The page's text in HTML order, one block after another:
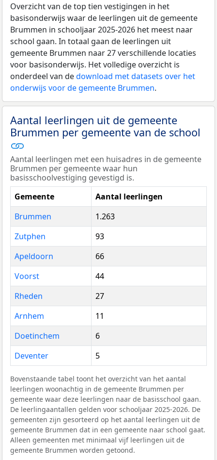
Overzicht van de top tien vestigingen in het
basisonderwijs waar de leerlingen uit de gemeente
Brummen in schooljaar 2025-2026 het meest naar
school gaan. In totaal gaan de leerlingen uit
gemeente Brummen naar 27 verschillende locaties
voor basisonderwijs. Het volledige overzicht is
onderdeel van dedownload met datasets over het
onderwijs voor de gemeente Brummen.
Aantal leerlingen uit de gemeente
Brummen per gemeente van de school
Aantal leerlingen met een huisadres in de gemeente
Brummen per gemeente waar hun
basisschoolvestiging gevestigd is.
Gemeente
Aantal leerlingen
Brummen
1.263
Zutphen
93
Apeldoorn
66
Voorst
44
Rheden
27
Arnhem
11
Doetinchem
6
Deventer
5
Bovenstaande tabel toont het overzicht van het aantal
leerlingen woonachtig in de gemeente Brummen per
gemeente waar deze leerlingen naar de basisschool gaan.
De leerlingaantallen gelden voor schooljaar 2025-2026. De
gemeenten zijn gesorteerd op het aantal leerlingen uit de
gemeente Brummen dat in een gemeente naar school gaat.
Alleen gemeenten met minimaal vijf leerlingen uit de
gemeente Brummen worden getoond.